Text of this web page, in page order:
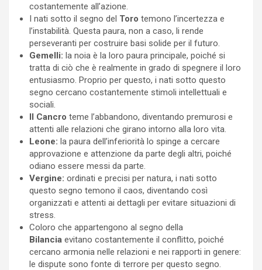
costantemente all’azione.
I nati sotto il segno del Toro temono l’incertezza e
l’instabilità. Questa paura, non a caso, li rende
perseveranti per costruire basi solide per il futuro.
Gemelli: la noia è la loro paura principale, poiché si
tratta di ciò che è realmente in grado di spegnere il loro
entusiasmo. Proprio per questo, i nati sotto questo
segno cercano costantemente stimoli intellettuali e
sociali.
Il Cancro teme l’abbandono, diventando premurosi e
attenti alle relazioni che girano intorno alla loro vita.
Leone: la paura dell’inferiorità lo spinge a cercare
approvazione e attenzione da parte degli altri, poiché
odiano essere messi da parte.
Vergine: ordinati e precisi per natura, i nati sotto
questo segno temono il caos, diventando così
organizzati e attenti ai dettagli per evitare situazioni di
stress.
Coloro che appartengono al segno della
Bilancia evitano costantemente il conflitto, poiché
cercano armonia nelle relazioni e nei rapporti in genere:
le dispute sono fonte di terrore per questo segno.